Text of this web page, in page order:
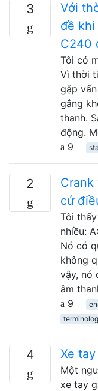
3
Với
đề
C240
Tôi có
Vì thời
gặp
gắng
thanh.
động.
9
2
Crank
cứ
Tôi
nhiều:
Nó có
không
vậy, nó
âm
9
4 Xe
Một
xe tay